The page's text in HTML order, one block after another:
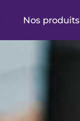
Nos produits